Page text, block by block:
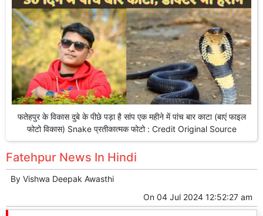
फतेहपुर के विकास दुबे के पीछे पड़ा है सांप एक महीने में पांच बार काटा (बाएं फाइल
फोटो विकास) Snake प्रतीकात्मक फोटो : Credit Original Source
Fatehpur News In Hindi
By Vishwa Deepak Awasthi
On 04 Jul 2024 12:52:27 am